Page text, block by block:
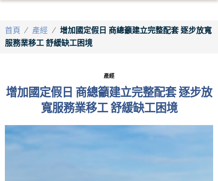
首頁 / 產經 / 增加國定假日 商總籲建立完整配套 逐步放寬
服務業移工 舒緩缺工困境
產經
增加國定假日 商總籲建立完整配套 逐步放
寬服務業移工 舒緩缺工困境